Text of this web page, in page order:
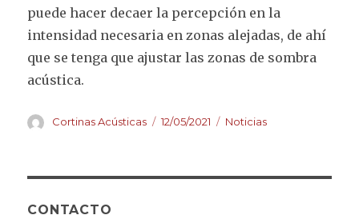
puede hacer decaer la percepción en la
intensidad necesaria en zonas alejadas, de ahí
que se tenga que ajustar las zonas de sombra
acústica.
Autor
Cortinas Acústicas
Publicado
12/05/2021 Categorías
Noticias
CONTACTO